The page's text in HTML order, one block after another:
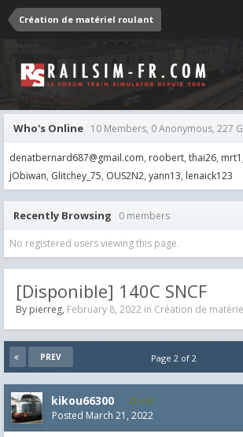
Création de matériel roulant
Who's Online 10 Members, 0 Anonymous, 227
denatbernard687@gmail.com roobert thai26
jObiwan Glitchey_75 OUS2N2 yann13 lenaick123
Recently Browsing 0 members
No registered users viewing this page.
[Disponible] 140C SNCF
By pierreg, February 8, 2022 in Création de
PREV Page 2 of 2
kikou66300 538
Posted March 21, 2022